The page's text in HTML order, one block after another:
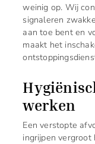
weinig op. Wij
signaleren
aan toe bent en
maakt het
werken
Een verstopte
ingrijpen vergroot